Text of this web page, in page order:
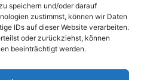
speichern und/oder darauf
zustimmst, können wir Daten
IDs auf dieser Website verarbeiten.
oder zurückziehst, können
beeinträchtigt werden.